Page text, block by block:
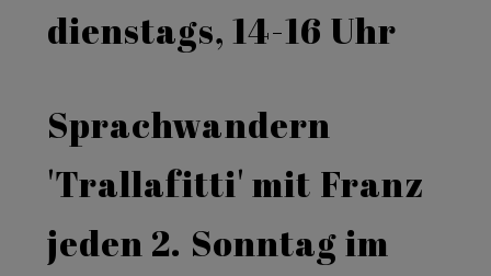
dienstags, 14-16 Uhr
Sprachwandern
'Trallafitti' mit Franz
jeden 2. Sonntag im